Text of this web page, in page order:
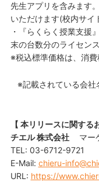
先生アプリを含みます
いただけます(校内サイ
・『らくらく授業支援
末の台数分のライセン
※税込標準価格は、消費
※記載されている会社
【 本リリースに関する
チエル 株式会社 マー
TEL: 03-6712-9721
E-Mail: chieru-
URL: https://